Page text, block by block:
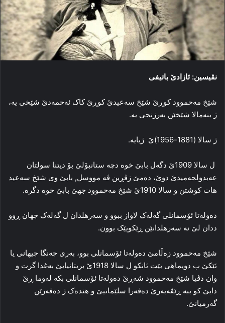
نڤیسین: ئازادێ باتیفی
شێخ مەحموود کوڕێ شێخ سەعیدێ کوڕێ کاک ئەحمەدێ شێخی یە،
ژ بنەمالا شێخێن بەرزنجی یە.
ژ سالا (1881-1956)ێ ژیایە.
ل سالا 1909ێ دگەل بابێ خوە دچە ستانبۆلێ بۆ دیتنا سولتان
عەبدولحەمیدێ دوێ، دەمێ زڤڕین ڤە مووسل, بابێ وی شێخ سەعید
هات کوشتن و سالا 1910ێ شێخ مەحموود جهێ بابێ خوە دگرە.
دەولەتا ئۆسمانلی گەلەک لاواز ببوو و سەرهلدان ل گەلەک جهان ڕوو
ددان لێ نە سەرهلدانێن ڕێکوپێک بوون.
شێخ مەحموود زەڵامێ دەولەتا ئۆسمانلی بوو، بەری جەنگا جیهانی یا
ئێکێ ب دویماهی بێت ئانکو ل سالا 1918ێ بریتانیایێ بەغدا گرت و
وان دڤیا شێخ مەحموود شەڕێ دەولەتا ئۆسمانلی بکە لەوما ڕێ
دایێ کو ببە ڕێڤەبەرێ دەڤەرا سلێمانیێ و هندەک ژ دەڤەرێن
گەرمیانێ.